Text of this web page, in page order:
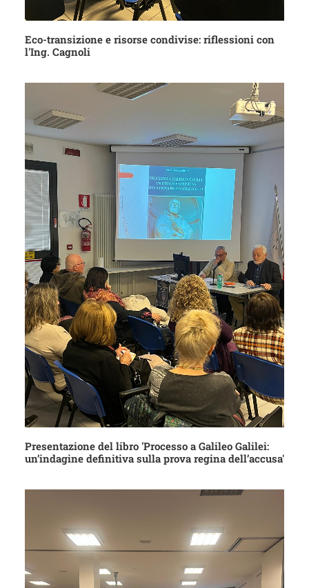
Eco-transizione e risorse condivise: riflessioni con
l'Ing. Cagnoli
Presentazione del libro 'Processo a Galileo Galilei:
un’indagine definitiva sulla prova regina dell’accusa'